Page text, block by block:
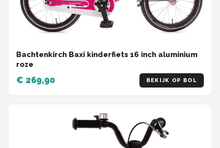
Bachtenkirch Baxi kinderfiets 16 inch aluminium
roze
€ 269,90 BEKIJK OP BOL